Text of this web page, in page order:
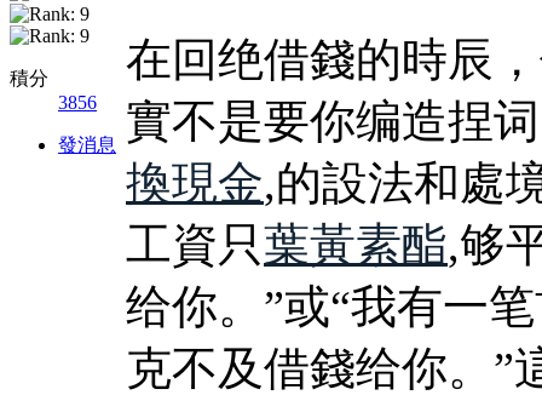
積分
3856
發消息
在回绝借錢的時辰
實不是要你编造捏
換現金,的設法和處
工資只葉黃素酯,够
给你。”或“我有一
克不及借錢给你。”